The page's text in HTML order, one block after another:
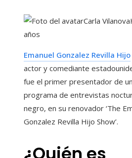
Carla Vilanova
años
Emanuel Gonzalez Revilla Hijo
actor y comediante
fue el primer presentador de un
programa de entrevistas
negro, en su renovador ‘The
Gonzalez Revilla Hijo Show’.